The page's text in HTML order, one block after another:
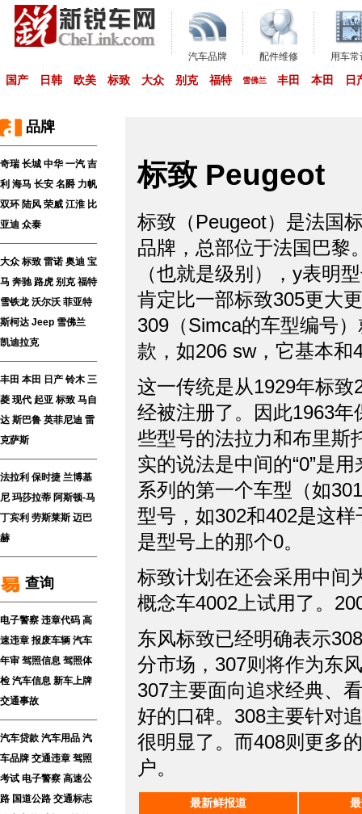
汽车品牌 配件维修 用车常
国产 日韩 欧美 标致 大众 别克 福特 雪佛兰 丰田 本田 日
品牌
奇瑞 长城 中华 一汽 吉
利 海马 长安 名爵 力帆
双环 陆风 荣威 江淮 比
亚迪 众泰
大众 标致 雷诺 奥迪 宝
马 奔驰 路虎 别克 福特
雪铁龙 沃尔沃 菲亚特
斯柯达 Jeep 雪佛兰
凯迪拉克
丰田 本田 日产 铃木 三
菱 现代 起亚 标致 马自
达 斯巴鲁 英菲尼迪 雷
克萨斯
法拉利 保时捷 兰博基
尼 玛莎拉蒂 阿斯顿-马
丁宾利 劳斯莱斯 迈巴
赫
查询
电子警察 违章代码 高
速违章 报废车辆 汽车
年审 驾照信息 驾照体
检 汽车信息 新车上牌
交通事故
汽车贷款 汽车用品 汽
车品牌 交通违章 驾照
考试 电子警察 高速公
路 国道公路 交通标志
标致 Peugeot
标致（Peugeot）是法国
品牌，总部位于法国巴黎
（也就是级别），y表明
肯定比一部标致305更大
309（Simca的车型编号
款，如206 sw，它基本
这一传统是从1929年标
经被注册了。因此1963
些型号的法拉力和布里斯
实的说法是中间的“0”是
系列的第一个车型（如
型号，如302和402是这
是型号上的那个0。
标致计划在还会采用中间
概念车4002上试用了。
东风标致已经明确表示
分市场，307则将作为东
307主要面向追求经典、
好的口碑。308主要针对
很明显了。而408则更多
户。
最新鲜报道